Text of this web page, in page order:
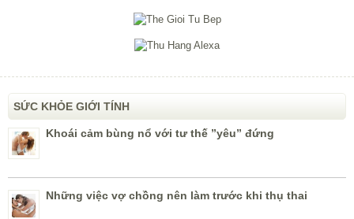
SỨC KHỎE GIỚI TÍNH
Khoái cảm bùng nổ với tư thế ”yêu” đứng
Những việc vợ chồng nên làm trước khi thụ thai